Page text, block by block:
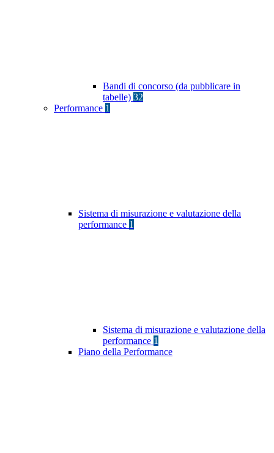
Bandi di concorso (da pubblicare in
tabelle) 32
Performance 1
Sistema di misurazione e valutazione della
performance 1
Sistema di misurazione e valutazione della
performance 1
Piano della Performance